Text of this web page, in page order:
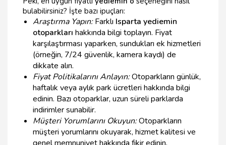
bulabilirsiniz? İşte bazı ipuçları:
Araştırma Yapın:Farklı Isparta yediemin
otoparkları hakkında bilgi toplayın. Fiyat
karşılaştırması yaparken, sundukları ek hizmetleri
(örneğin, 7/24 güvenlik, kamera kaydı) de
dikkate alın.
Fiyat Politikalarını Anlayın:Otoparkların günlük,
haftalık veya aylık park ücretleri hakkında bilgi
edinin. Bazı otoparklar, uzun süreli parklarda
indirimler sunabilir.
Müşteri Yorumlarını Okuyun:Otoparkların
müşteri yorumlarını okuyarak, hizmet kalitesi ve